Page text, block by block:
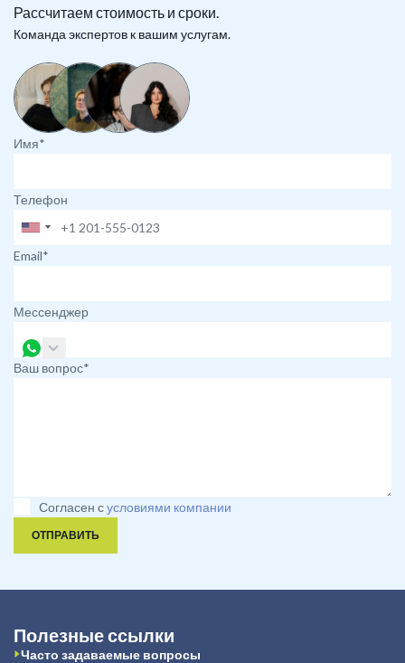
Рассчитаем стоимость и сроки.
Команда экспертов к вашим услугам.
Имя*
Телефон
Email*
Мессенджер
Ваш вопрос*
Согласен сусловиями компании
ОТПРАВИТЬ
Полезные ссылки
Часто задаваемые вопросы